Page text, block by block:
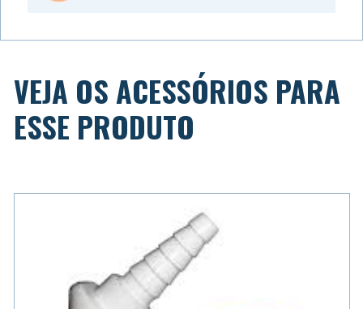
VEJA OS ACESSÓRIOS PARA
ESSE PRODUTO